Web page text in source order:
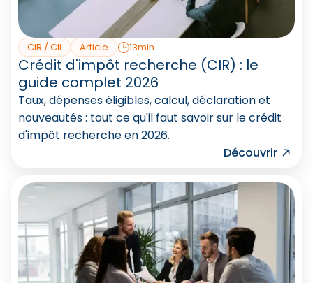
CIR / CII Article 13min.
Crédit d'impôt recherche (CIR) : le
guide complet 2026
Taux, dépenses éligibles, calcul, déclaration et
nouveautés : tout ce qu'il faut savoir sur le crédit
d'impôt recherche en 2026.
Découvrir